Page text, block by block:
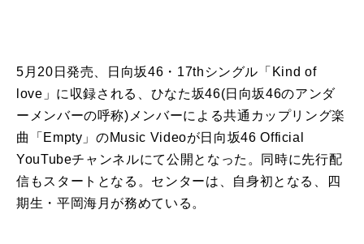
5月20日発売、日向坂46・17thシングル「Kind of
love」に収録される、ひなた坂46(日向坂46のアンダ
ーメンバーの呼称)メンバーによる共通カップリング楽
曲「Empty」のMusic Videoが日向坂46 Official
YouTubeチャンネルにて公開となった。同時に先行配
信もスタートとなる。センターは、自身初となる、四
期生・平岡海月が務めている。